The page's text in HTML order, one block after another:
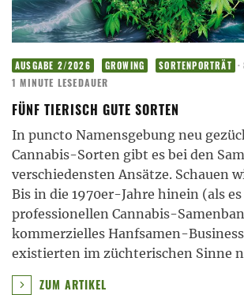
AUSGABE 2/2026 GROWING SORTENPORTRÄT ·
1 MINUTE LESEDAUER
FÜNF TIERISCH GUTE SORTEN
In puncto Namensgebung neu
Cannabis-Sorten gibt es bei den
verschiedensten Ansätze. Schauen
Bis in die 1970er-Jahre hinein (als
professionellen Cannabis-
kommerzielles Hanfsamen-
existierten im züchterischen Sinne
ZUM ARTIKEL